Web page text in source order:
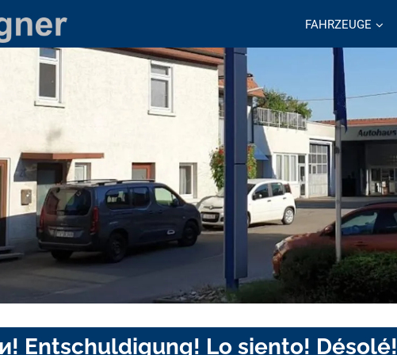
FAHRZEUGE
Entschuldigung! Lo siento! Désolé!